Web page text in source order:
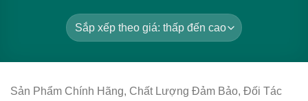
Sản Phẩm Chính Hãng, Chất Lượng Đảm Bảo, Đối Tác